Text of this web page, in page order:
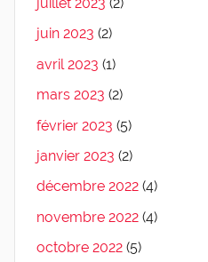
juin 2023 (2)
avril 2023 (1)
mars 2023 (2)
février 2023 (5)
janvier 2023 (2)
décembre 2022 (4)
novembre 2022 (4)
octobre 2022 (5)